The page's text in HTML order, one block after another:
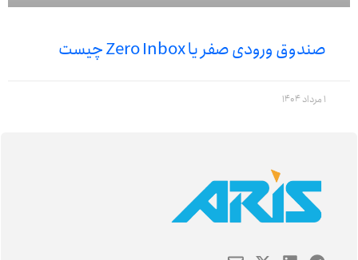
صندوق ورودی صفر یا Zero Inbox چیست
1 مرداد 1404